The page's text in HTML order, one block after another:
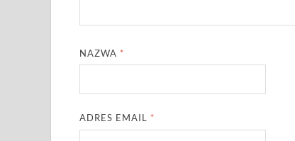
NAZWA *
ADRES EMAIL *